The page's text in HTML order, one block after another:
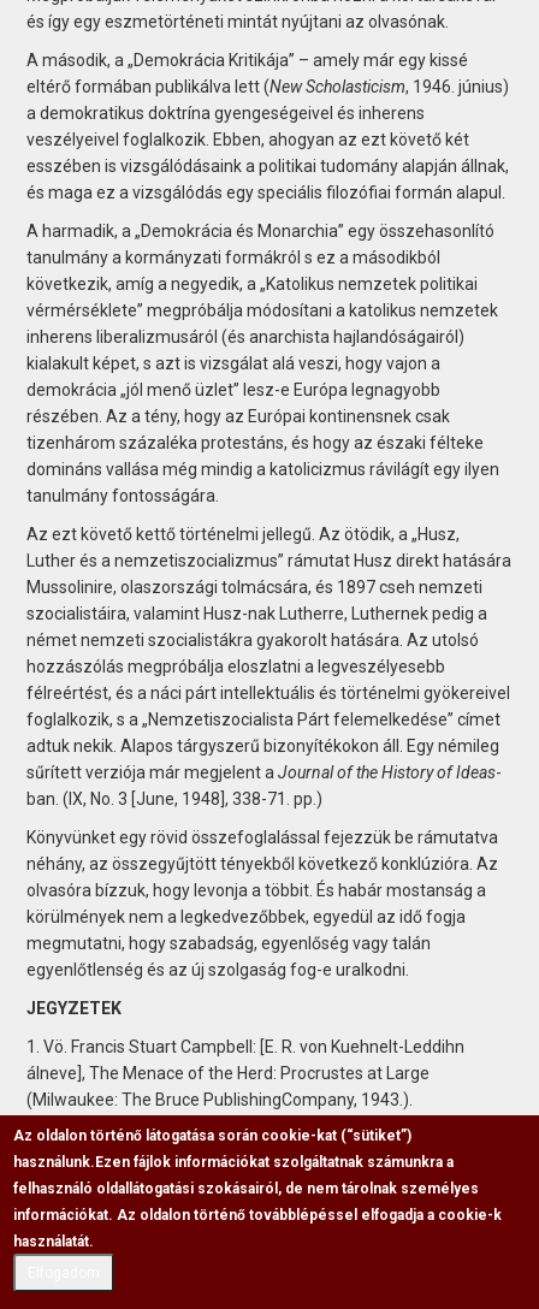
és így egy eszmetörténeti mintát nyújtani az olvasónak.
A második, a „Demokrácia Kritikája” – amely már egy kissé
eltérő formában publikálva lett (New Scholasticism, 1946. június)
a demokratikus doktrína gyengeségeivel és inherens
veszélyeivel foglalkozik. Ebben, ahogyan az ezt követő két
esszében is vizsgálódásaink a politikai tudomány alapján állnak,
és maga ez a vizsgálódás egy speciális filozófiai formán alapul.
A harmadik, a „Demokrácia és Monarchia” egy összehasonlító
tanulmány a kormányzati formákról s ez a másodikból
következik, amíg a negyedik, a „Katolikus nemzetek politikai
vérmérséklete” megpróbálja módosítani a katolikus nemzetek
inherens liberalizmusáról (és anarchista hajlandóságairól)
kialakult képet, s azt is vizsgálat alá veszi, hogy vajon a
demokrácia „jól menő üzlet” lesz-e Európa legnagyobb
részében. Az a tény, hogy az Európai kontinensnek csak
tizenhárom százaléka protestáns, és hogy az északi félteke
domináns vallása még mindig a katolicizmus rávilágít egy ilyen
tanulmány fontosságára.
Az ezt követő kettő történelmi jellegű. Az ötödik, a „Husz,
Luther és a nemzetiszocializmus” rámutat Husz direkt hatására
Mussolinire, olaszországi tolmácsára, és 1897 cseh nemzeti
szocialistáira, valamint Husz-nak Lutherre, Luthernek pedig a
német nemzeti szocialistákra gyakorolt hatására. Az utolsó
hozzászólás megpróbálja eloszlatni a legveszélyesebb
félreértést, és a náci párt intellektuális és történelmi gyökereivel
foglalkozik, s a „Nemzetiszocialista Párt felemelkedése” címet
adtuk nekik. Alapos tárgyszerű bizonyítékokon áll. Egy némileg
sűrített verziója már megjelent aJournal of the History of Ideas-
ban. (IX, No. 3 [June, 1948], 338-71. pp.)
Könyvünket egy rövid összefoglalással fejezzük be rámutatva
néhány, az összegyűjtött tényekből következő konklúzióra. Az
olvasóra bízzuk, hogy levonja a többit. És habár mostanság a
körülmények nem a legkedvezőbbek, egyedül az idő fogja
megmutatni, hogy szabadság, egyenlőség vagy talán
egyenlőtlenség és az új szolgaság fog-e uralkodni.
JEGYZETEK
1. Vö. Francis Stuart Campbell: [E. R. von Kuehnelt-Leddihn
álneve], The Menace of the Herd: Procrustes at Large
(Milwaukee: The Bruce PublishingCompany, 1943.).
2. Vö. Gustave Thibon: "L'inégalité, facteur d'harmonie,"
Etudescarmélitaines, 24e Année, Vol. II (1939), 78. p.
3. Vö. Pitirim Sorokin: The Crisis of Our Age: The Social and
Cultural Outlook. (New York: Dutton, 1941.), 173-74. pp.
Hasonlítsd ezt össze azzal, amit R. W. Emerson mond: „Semmi
Az oldalon történő látogatása során cookie-kat (“sütiket”)
használunk. Ezen fájlok információkat szolgáltatnak számunkra a
felhasználó oldallátogatási szokásairól, de nem tárolnak személyes
információkat. Az oldalon történő továbblépéssel elfogadja a cookie-k
használatát.